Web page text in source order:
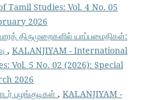
Tamil Studies: Vol. 4 No. 05
2026
திருமுறைகளில் யாப்பமைதிகள்:
, KALANJIYAM - International
Vol. 5 No. 02 (2026): Special
2026
பழங்குடிகள் , KALANJIYAM -